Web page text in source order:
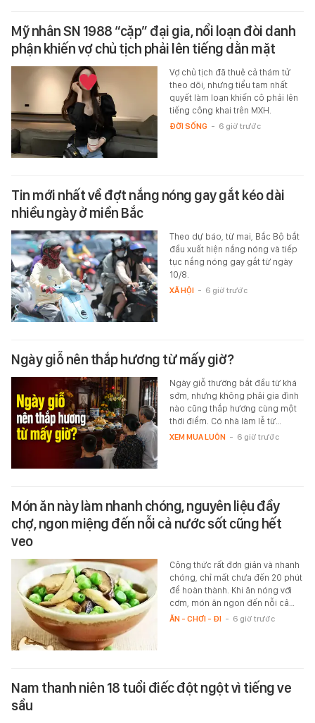
Mỹ nhân SN 1988 “cặp” đại gia, nổi loạn đòi danh
phận khiến vợ chủ tịch phải lên tiếng dằn mặt
Vợ chủ tịch đã thuê cả thám tử
theo dõi, nhưng tiểu tam nhất
quyết làm loạn khiến cô phải lên
tiếng công khai trên MXH.
ĐỜI SỐNG - 6 giờ trước
Tin mới nhất về đợt nắng nóng gay gắt kéo dài
nhiều ngày ở miền Bắc
Theo dự báo, từ mai, Bắc Bộ bắt
đầu xuất hiện nắng nóng và tiếp
tục nắng nóng gay gắt từ ngày
10/8.
XÃ HỘI - 6 giờ trước
Ngày giỗ nên thắp hương từ mấy giờ?
Ngày giỗ thường bắt đầu từ khá
sớm, nhưng không phải gia đình
nào cũng thắp hương cùng một
thời điểm. Có nhà làm lễ từ…
XEM MUA LUÔN - 6 giờ trước
Món ăn này làm nhanh chóng, nguyên liệu đầy
chợ, ngon miệng đến nỗi cả nước sốt cũng hết
veo
Công thức rất đơn giản và nhanh
chóng, chỉ mất chưa đến 20 phút
để hoàn thành. Khi ăn nóng với
cơm, món ăn ngon đến nỗi cả…
ĂN - CHƠI - ĐI - 6 giờ trước
Nam thanh niên 18 tuổi điếc đột ngột vì tiếng ve
sầu